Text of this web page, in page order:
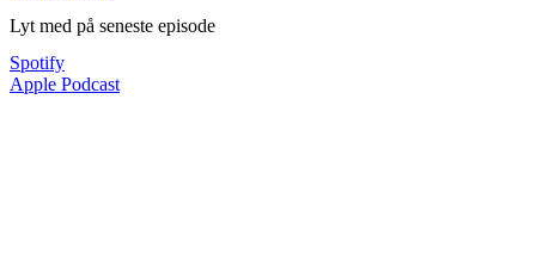
Lyt med på seneste episode
Spotify
Apple Podcast